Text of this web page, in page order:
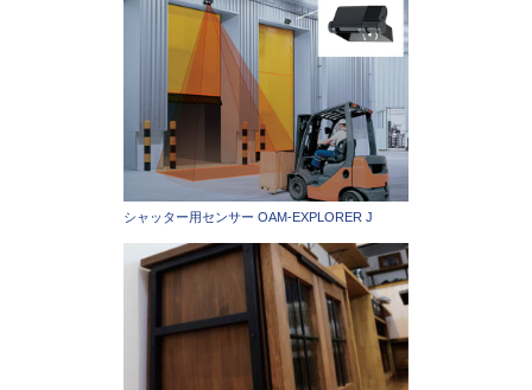
シャッター用センサー OAM-EXPLORER J